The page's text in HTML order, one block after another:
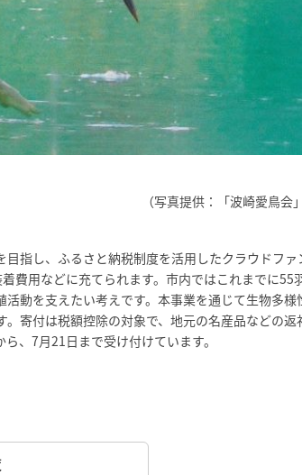
（写真提供：「波崎愛鳥会
指し、ふるさと納税制度を活用したクラウドファ
費用などに充てられます。市内ではこれまでに55
動を支えたい考えです。本事業を通じて生物多様
寄付は税額控除の対象で、地元の名産品などの返
、7月21日まで受け付けています。